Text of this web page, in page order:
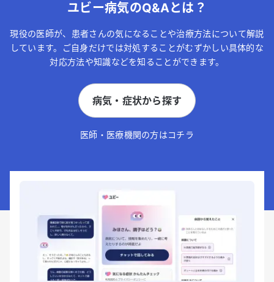
ユビー病気のQ&Aとは？
現役の医師が、患者さんの気になることや治療方法について解説
しています。ご自身だけでは対処することがむずかしい具体的な
対応方法や知識などを知ることができます。
病気・症状から探す
医師・医療機関の方はコチラ